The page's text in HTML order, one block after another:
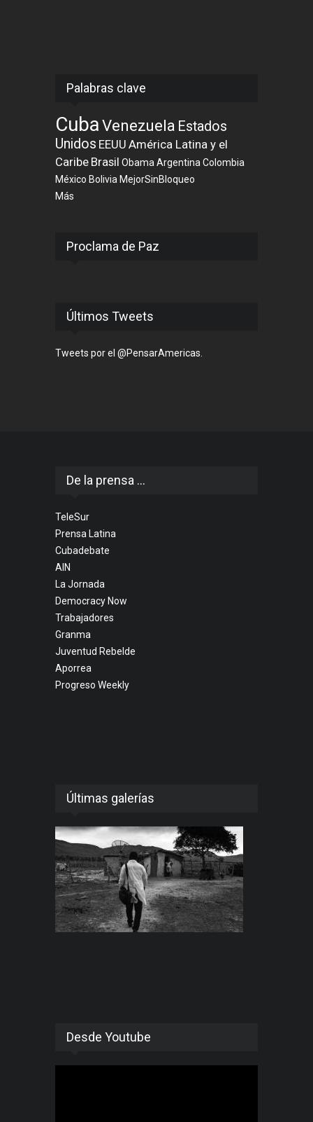
Palabras clave
CubaVenezuela Estados
Unidos EEUU América Latina y el
Caribe Brasil ObamaArgentinaColombia
México Bolivia MejorSinBloqueo
Más
Proclama de Paz
Últimos Tweets
Tweets por el @PensarAmericas.
De la prensa ...
TeleSur
Prensa Latina
Cubadebate
AIN
La Jornada
Democracy Now
Trabajadores
Granma
Juventud Rebelde
Aporrea
Progreso Weekly
Últimas galerías
Desde Youtube